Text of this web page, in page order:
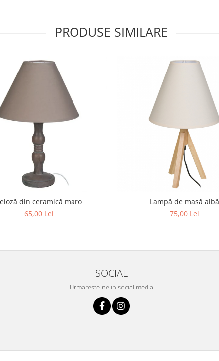
PRODUSE SIMILARE
din ceramică maro
65,00 Lei
Lampă de masă albă
75,00 Lei
SOCIAL
Urmareste-ne in social media